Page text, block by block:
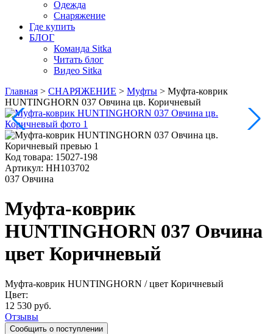
Одежда
Снаряжение
Где купить
БЛОГ
Команда Sitka
Читать блог
Видео Sitka
Главная > СНАРЯЖЕНИЕ > Муфты > Муфта-коврик
HUNTINGHORN 037 Овчина цв. Коричневый
Код товара: 15027-198
Артикул: НН103702
037 Овчина
Муфта-коврик
HUNTINGHORN 037 Овчина
цвет Коричневый
Муфта-коврик HUNTINGHORN / цвет Коричневый
Цвет:
12 530 руб.
Отзывы